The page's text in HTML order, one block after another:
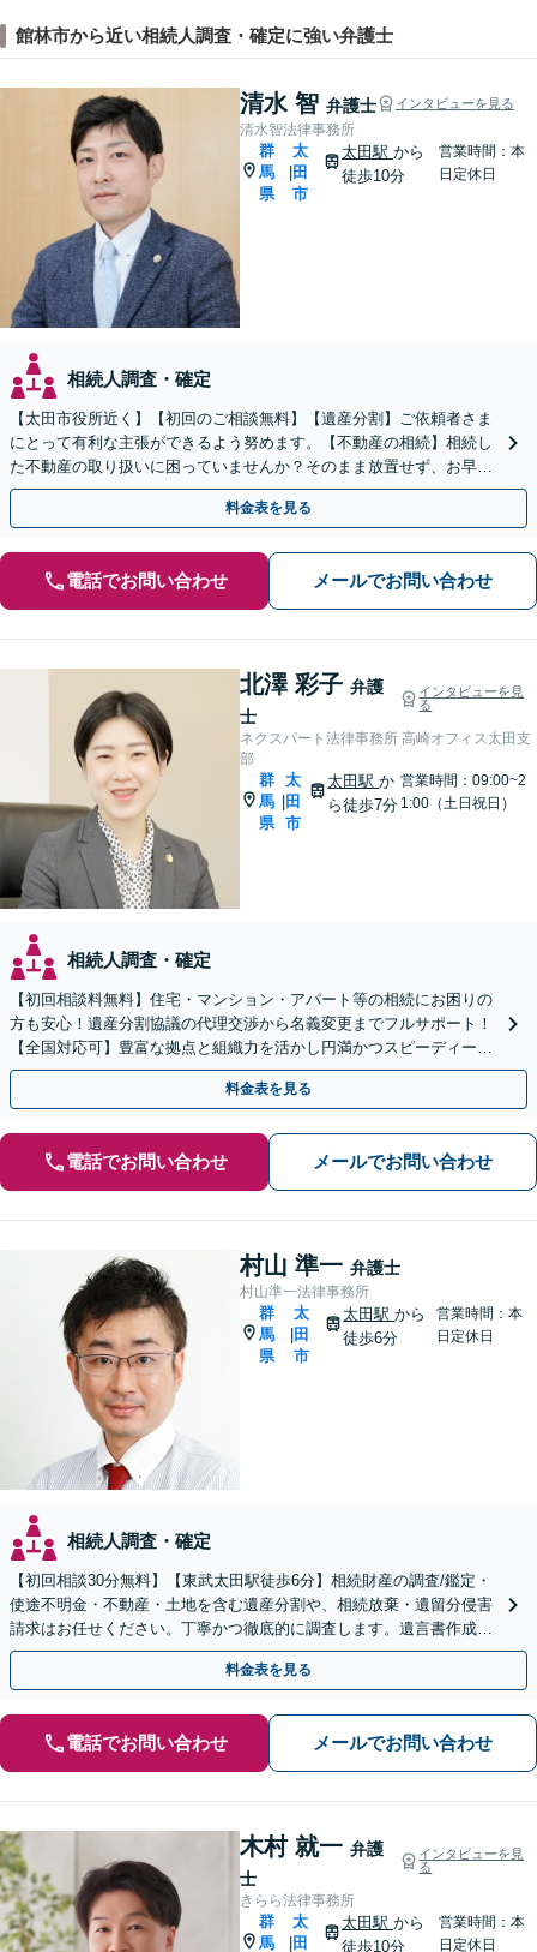
館林市から近い相続人調査・確定に強い弁護士
清水 智 弁護士 インタビューを見る
清水智法律事務所
群
馬
県
太
田
市
太田駅 から
徒歩10分
営業時間：本
日定休日
相続人調査・確定
【太田市役所近く】【初回のご相談無料】【遺産分割】ご依頼者さま
にとって有利な主張ができるよう努めます。【不動産の相続】相続し
た不動産の取り扱いに困っていませんか？そのまま放置せず、お早め
にご相談を。【休日の対応可能】
料金表を見る
電話でお問い合わせ メールでお問い合わせ
北澤 彩子 弁護
士
インタビューを見
る
ネクスパート法律事務所 高崎オフィス太田支
部
群
馬
県
太
田
市
太田駅か
ら徒歩7分
営業時間：09:00~2
1:00（土日祝日）
相続人調査・確定
【初回相談料無料】住宅・マンション・アパート等の相続にお困りの
方も安心！遺産分割協議の代理交渉から名義変更までフルサポート！
【全国対応可】豊富な拠点と組織力を活かし円満かつスピーディーに
相続手続きをお手伝いします【取扱い実績2000件以上】
料金表を見る
電話でお問い合わせ メールでお問い合わせ
村山 準一 弁護士
村山準一法律事務所
群
馬
県
太
田
市
太田駅から
徒歩6分
営業時間：本
日定休日
相続人調査・確定
【初回相談30分無料】【東武太田駅徒歩6分】相続財産の調査/鑑定・
使途不明金・不動産・土地を含む遺産分割や、相続放棄・遺留分侵害
請求はお任せください。丁寧かつ徹底的に調査します。遺言書作成・
成年後見など就活サポートも行っています。
料金表を見る
電話でお問い合わせ メールでお問い合わせ
木村 就一 弁護
士
インタビューを見
る
きらら法律事務所
群
馬
太
田
太田駅 から
徒歩10分
営業時間：本
日定休日